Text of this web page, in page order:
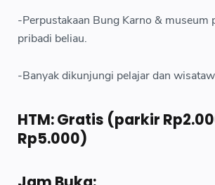
-Perpustakaan Bung Karno & museum
pribadi beliau.
-Banyak dikunjungi pelajar dan
HTM: Gratis (parkir
Rp5.000)